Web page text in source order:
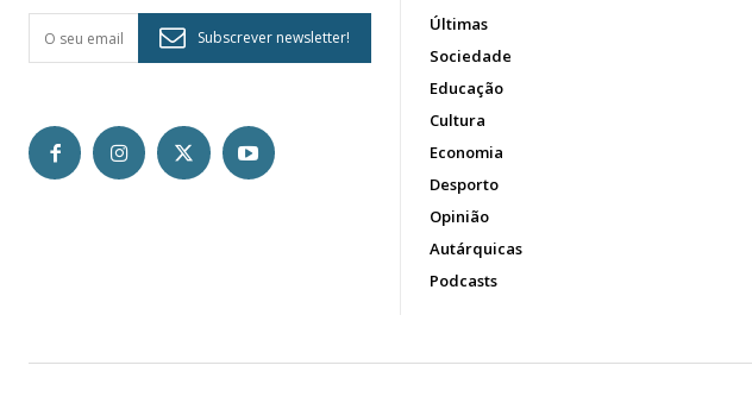
Subscrever newsletter!
Últimas
Sociedade
Educação
Cultura
Economia
Desporto
Opinião
Autárquicas
Podcasts